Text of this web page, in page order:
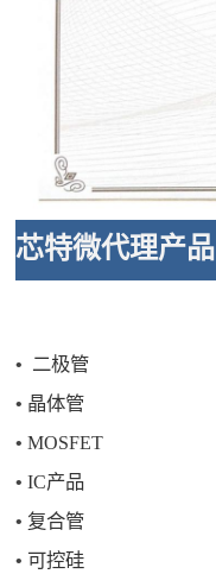
芯特微代理产品
• 二极管
• 晶体管
•MOSFET
•IC产品
• 复合管
• 可控硅